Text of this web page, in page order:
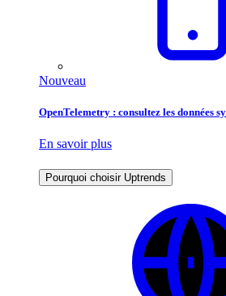
Nouveau
OpenTelemetry : consultez les données
En savoir plus
Pourquoi choisir Uptrends